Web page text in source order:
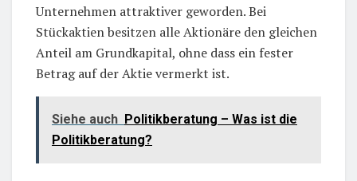
Unternehmen attraktiver geworden. Bei
Stückaktien besitzen alle Aktionäre den gleichen
Anteil am Grundkapital, ohne dass ein fester
Betrag auf der Aktie vermerkt ist.
Siehe auch Politikberatung – Was ist die
Politikberatung?